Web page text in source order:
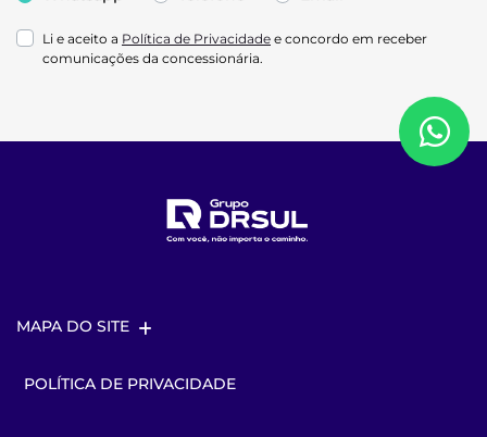
Li e aceito a Política de Privacidade e concordo em receber
comunicações da concessionária.
MAPA DO SITE
POLÍTICA DE PRIVACIDADE